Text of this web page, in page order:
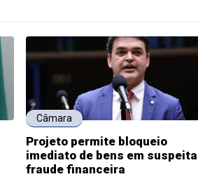
Câmara
Projeto permite bloqueio
imediato de bens em
fraude financeira